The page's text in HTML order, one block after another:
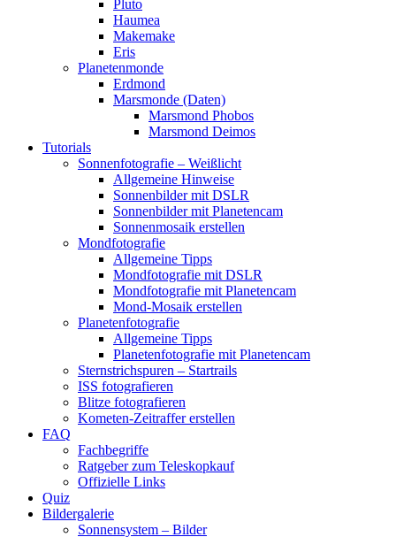
Pluto
Haumea
Makemake
Eris
Planetenmonde
Erdmond
Marsmonde (Daten)
Marsmond Phobos
Marsmond Deimos
Tutorials
Sonnenfotografie – Weißlicht
Allgemeine Hinweise
Sonnenbilder mit DSLR
Sonnenbilder mit Planetencam
Sonnenmosaik erstellen
Mondfotografie
Allgemeine Tipps
Mondfotografie mit DSLR
Mondfotografie mit Planetencam
Mond-Mosaik erstellen
Planetenfotografie
Allgemeine Tipps
Planetenfotografie mit Planetencam
Sternstrichspuren – Startrails
ISS fotografieren
Blitze fotografieren
Kometen-Zeitraffer erstellen
FAQ
Fachbegriffe
Ratgeber zum Teleskopkauf
Offizielle Links
Quiz
Bildergalerie
Sonnensystem – Bilder